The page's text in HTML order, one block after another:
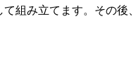
組み立てます。その後